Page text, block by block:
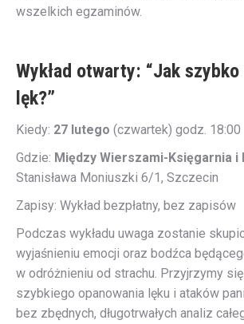
wszelkich egzaminów.
Wykład otwarty: “Jak
lęk?”
Kiedy: 27 lutego (czwartek) godz. 18:00
Gdzie: Między Wierszami-Księgarnia i
Stanisława Moniuszki 6/1, Szczecin
Zapisy: Wykład bezpłatny, bez zapisów
Podczas wykładu uwaga zostanie
wyjaśnieniu emocji oraz bodźca
w odróżnieniu od strachu. Przyjrzymy
szybkiego opanowania lęku i ataków
bez zbędnych, długotrwałych analiz